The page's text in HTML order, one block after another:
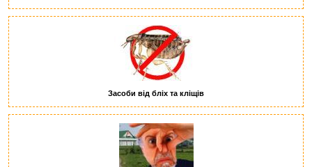
Засоби від бліх та кліщів